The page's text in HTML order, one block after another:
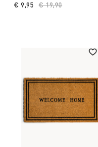
Price reduced from
€ 19,90to
€ 9,95